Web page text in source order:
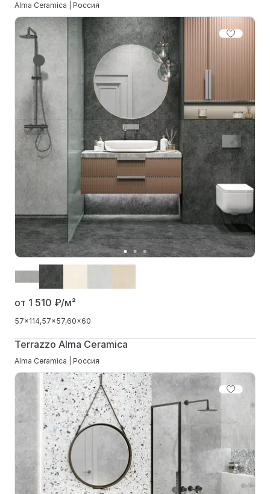
Alma Ceramica | Россия
от 1 510 ₽/м²
57x114 57x57 60x60
Terrazzo Alma Ceramica
Alma Ceramica | Россия